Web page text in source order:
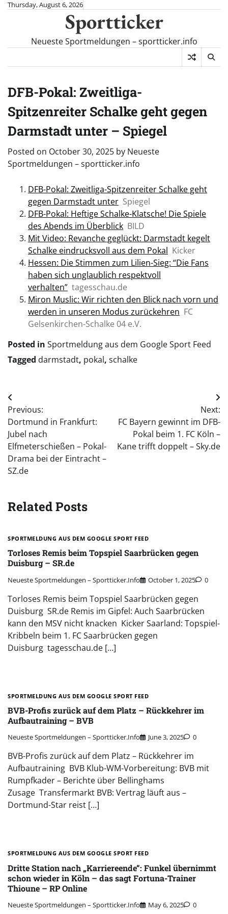
SkipThursday, August 6, 2026
Sportticker
Neueste Sportmeldungen – sportticker.info
DFB-Pokal: Zweitliga-
Spitzenreiter Schalke geht gegen
Darmstadt unter – Spiegel
Posted on October 30, 2025 by Neueste
Sportmeldungen – sportticker.info
DFB-Pokal: Zweitliga-Spitzenreiter Schalke geht
gegen Darmstadt unter Spiegel
DFB-Pokal: Heftige Schalke-Klatsche! Die Spiele
des Abends im Überblick BILD
Mit Video: Revanche geglückt: Darmstadt kegelt
Schalke eindrucksvoll aus dem Pokal Kicker
Hessen: Die Stimmen zum Lilien-Sieg: “Die Fans
haben sich unglaublich respektvoll
verhalten” tagesschau.de
Miron Muslic: Wir richten den Blick nach vorn und
werden in unseren Modus zurückehren FC
Gelsenkirchen-Schalke 04 e.V.
Posted in Sportmeldung aus dem Google Sport Feed
Tagged darmstadt, pokal, schalke
Post
navigation
Previous:
Dortmund in Frankfurt:
Jubel nach
Elfmeterschießen – Pokal-
Drama bei der Eintracht –
SZ.de
Next:
FC Bayern gewinnt im DFB-
Pokal beim 1. FC Köln –
Kane trifft doppelt – Sky.de
Related Posts
SPORTMELDUNG AUS DEM GOOGLE SPORT FEED
Torloses Remis beim Topspiel Saarbrücken gegen
Duisburg – SR.de
Neueste Sportmeldungen – Sportticker.info October 1, 2025 0
Torloses Remis beim Topspiel Saarbrücken gegen
Duisburg SR.de Remis im Gipfel: Auch Saarbrücken
kann den MSV nicht knacken Kicker Saarland: Topspiel-
Kribbeln beim 1. FC Saarbrücken gegen
Duisburg tagesschau.de […]
SPORTMELDUNG AUS DEM GOOGLE SPORT FEED
BVB-Profis zurück auf dem Platz – Rückkehrer im
Aufbautraining – BVB
Neueste Sportmeldungen – Sportticker.info June 3, 2025 0
BVB-Profis zurück auf dem Platz – Rückkehrer im
Aufbautraining BVB Klub-WM-Vorbereitung: BVB mit
Rumpfkader – Berichte über Bellinghams
Zusage Transfermarkt BVB: Vertrag läuft aus –
Dortmund-Star reist […]
SPORTMELDUNG AUS DEM GOOGLE SPORT FEED
Dritte Station nach „Karriereende“: Funkel übernimmt
schon wieder in Köln – das sagt Fortuna-Trainer
Thioune – RP Online
Neueste Sportmeldungen – Sportticker.info May 6, 2025 0